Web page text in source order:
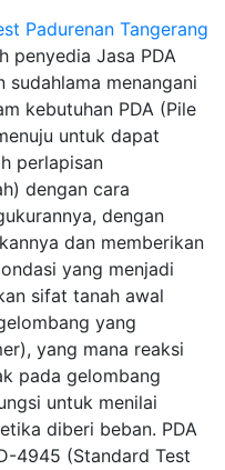
penyedia Jasa PDA
sudahlama menangani
kebutuhan PDA (Pile
untuk dapat
perlapisan
dengan cara
dengan
dan memberikan
yang menjadi
sifat tanah awal
yang
yang mana reaksi
pada gelombang
untuk menilai
diberi beban. PDA
4945 (Standard Test